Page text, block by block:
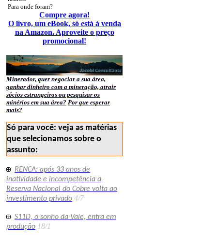
Para onde foram?
Compre agora!
O livro, um eBook, só está à venda
na Amazon. Aproveite o preço
promocional!
Minerador, quer negociar a sua área,
ganhar dinheiro com a mineração, atrair
sócios estrangeiros ou pesquisar os
minérios em sua área? Por que esperar
mais?
Só para você: veja as matérias
que selecionamos sobre o
assunto:
RENCA: após 33 anos de
inatividade e incompetência a
Reserva Nacional do Cobre volta ao
investimento privado 4/7
S11D, o sonho da Vale, entra em
produção 18/1